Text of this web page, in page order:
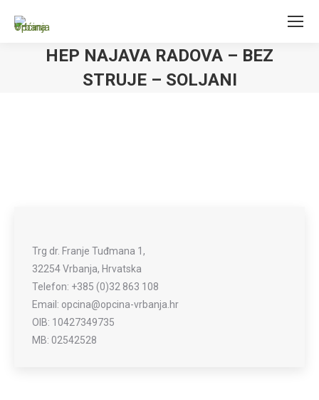
HEP NAJAVA RADOVA – BEZ
STRUJE – SOLJANI
Trg dr. Franje Tuđmana 1,
32254 Vrbanja, Hrvatska
Telefon: +385 (0)32 863 108
Email: opcina@opcina-vrbanja.hr
OIB: 10427349735
MB: 02542528